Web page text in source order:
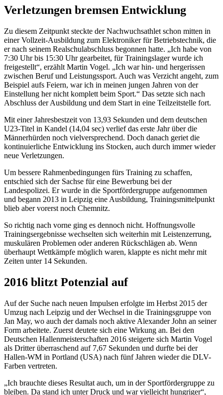
Verletzungen bremsen Entwicklung
Zu diesem Zeitpunkt steckte der Nachwuchsathlet schon mitten in
einer Vollzeit-Ausbildung zum Elektroniker für Betriebstechnik, die
er nach seinem Realschulabschluss begonnen hatte. „Ich habe von
7:30 Uhr bis 15:30 Uhr gearbeitet, für Trainingslager wurde ich
freigestellt“, erzählt Martin Vogel. „Ich war hin- und hergerissen
zwischen Beruf und Leistungssport. Auch was Verzicht angeht, zum
Beispiel aufs Feiern, war ich in meinen jungen Jahren von der
Einstellung her nicht komplett beim Sport.“ Das setzte sich nach
Abschluss der Ausbildung und dem Start in eine Teilzeitstelle fort.
Mit einer Jahresbestzeit von 13,93 Sekunden und dem deutschen
U23-Titel in Kandel (14,04 sec) verlief das erste Jahr über die
Männerhürden noch vielversprechend. Doch danach geriet die
kontinuierliche Entwicklung ins Stocken, auch durch immer wieder
neue Verletzungen.
Um bessere Rahmenbedingungen fürs Training zu schaffen,
entschied sich der Sachse für eine Bewerbung bei der
Landespolizei. Er wurde in die Sportfördergruppe aufgenommen
und begann 2013 in Leipzig eine Ausbildung, Trainingsmittelpunkt
blieb aber vorerst noch Chemnitz.
So richtig nach vorne ging es dennoch nicht. Hoffnungsvolle
Trainingsergebnisse wechselten sich weiterhin mit Leistenzerrung,
muskulären Problemen oder anderen Rückschlägen ab. Wenn
überhaupt Wettkämpfe möglich waren, klappte es nicht mehr mit
Zeiten unter 14 Sekunden.
2016 blitzt Potenzial auf
Auf der Suche nach neuen Impulsen erfolgte im Herbst 2015 der
Umzug nach Leipzig und der Wechsel in die Trainingsgruppe von
Jan May, wo auch der damals noch aktive Alexander John an seiner
Form arbeitete. Zuerst deutete sich eine Wirkung an. Bei den
Deutschen Hallenmeisterschaften 2016 steigerte sich Martin Vogel
als Dritter überraschend auf 7,67 Sekunden und durfte bei der
Hallen-WM in Portland (USA) nach fünf Jahren wieder die DLV-
Farben vertreten.
„Ich brauchte dieses Resultat auch, um in der Sportfördergruppe zu
bleiben. Da stand ich unter Druck und war vielleicht hungriger“,